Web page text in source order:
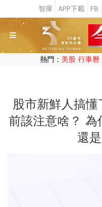
熱門： 美股 行事曆
股市新鮮人搞
前該注意啥？
還